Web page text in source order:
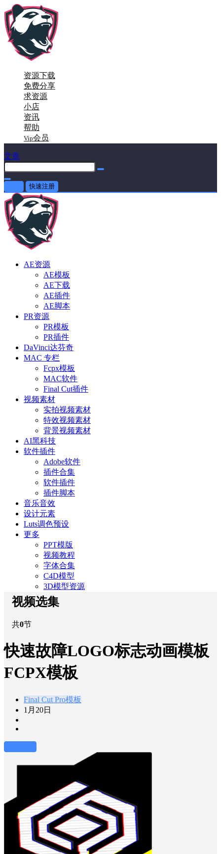
资源下载
免费分享
求资源
小店
资讯
帮助
Vip会员
文章
快速注册
AE资源
AE模板
AE下载
AE插件
AE脚本
PR资源
PR模板
PR插件
DaVinci达芬奇
MAC 专栏
Fcpx模板
MAC软件
Final Cut插件
视频素材
实拍视频素材
特效视频素材
背景视频素材
AI黑科技
软件插件
Adobe软件
插件合集
软件插件
插件脚本
音乐音效
设计元素
Luts调色预设
更多
PPT模版
视频教程
字体合集
C4D模型
3D模型资源
视频选集
共0节
快速故障LOGO标志动画模板
FCPX模板
Final Cut Pro模板
1月20日